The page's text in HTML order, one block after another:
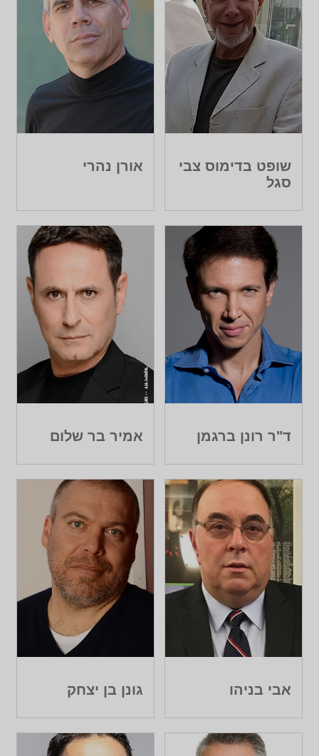
שופט בדימוס צבי
סגל
אורן נהרי
ד"ר רונן ברגמן אמיר בר שלום
אבי בניהו גונן בן יצחק